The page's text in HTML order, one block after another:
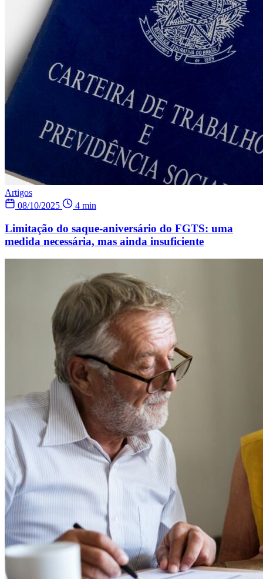
Artigos
08/10/2025
4 min
Limitação do saque-aniversário do FGTS: uma
medida necessária, mas ainda insuficiente